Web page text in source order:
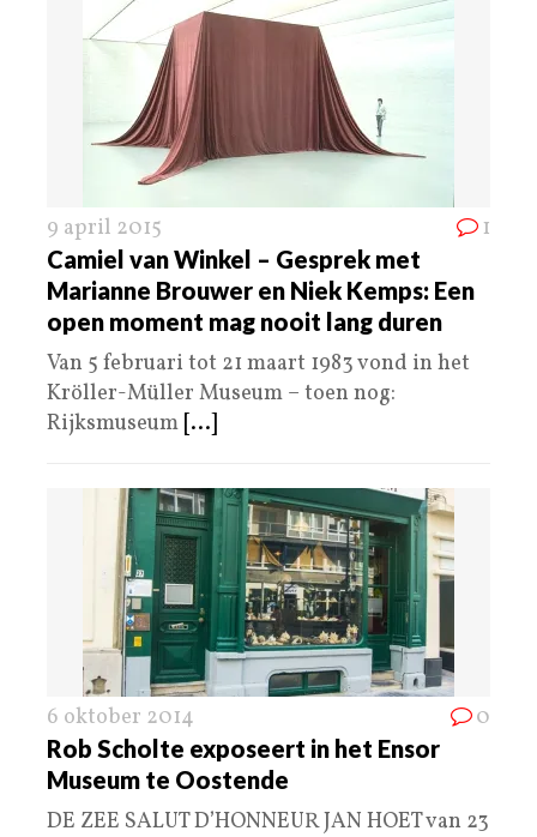
9 april 2015 1
Camiel van Winkel – Gesprek met
Marianne Brouwer en Niek Kemps: Een
open moment mag nooit lang duren
Van 5 februari tot 21 maart 1983 vond in het
Kröller-Müller Museum – toen nog:
Rijksmuseum [...]
6 oktober 2014 0
Rob Scholte exposeert in het Ensor
Museum te Oostende
DE ZEE SALUT D’HONNEUR JAN HOET van 23